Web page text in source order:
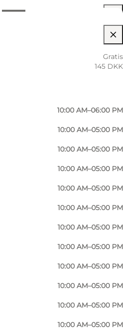
10:00 AM–06:00 PM
10:00 AM–06:00 PM
10:00 AM–06:00 PM
10:00 AM–05:00 PM
10:00 AM–05:00 PM
10:00 AM–05:00 PM
10:00 AM–05:00 PM
10:00 AM–05:00 PM
10:00 AM–05:00 PM
10:00 AM–05:00 PM
10:00 AM–05:00 PM
10:00 AM–05:00 PM
10:00 AM–05:00 PM
10:00 AM–05:00 PM
Gratis
145 DKK